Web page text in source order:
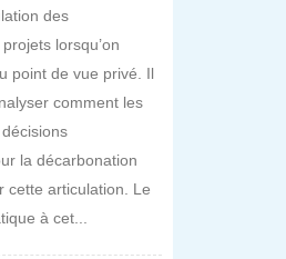
des
lorsqu’on
point de vue privé. Il
comment les
la décarbonation
cette articulation. Le
à cet...